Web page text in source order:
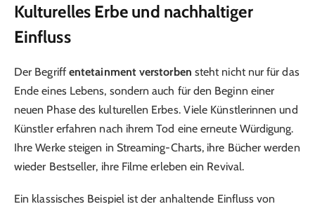
Kulturelles Erbe und nachhaltiger
Einfluss
Der Begriff entetainment verstorben steht nicht nur für das
Ende eines Lebens, sondern auch für den Beginn einer
neuen Phase des kulturellen Erbes. Viele Künstlerinnen und
Künstler erfahren nach ihrem Tod eine erneute Würdigung.
Ihre Werke steigen in Streaming-Charts, ihre Bücher werden
wieder Bestseller, ihre Filme erleben ein Revival.
Ein klassisches Beispiel ist der anhaltende Einfluss von